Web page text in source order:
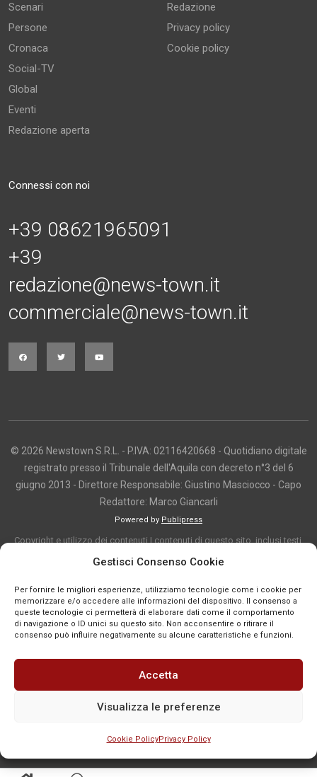
Gestisci Consenso Cookie
Per fornire le migliori esperienze, utilizziamo tecnologie come i cookie per
memorizzare e/o accedere alle informazioni del dispositivo. Il consenso a
queste tecnologie ci permetterà di elaborare dati come il comportamento
di navigazione o ID unici su questo sito. Non acconsentire o ritirare il
consenso può influire negativamente su alcune caratteristiche e funzioni.
Accetta
Visualizza le preferenze
Cookie PolicyPrivacy Policy
Scenari
Persone
Cronaca
Social-TV
Global
Eventi
Redazione aperta
Redazione
Privacy policy
Cookie policy
Connessi con noi
+39 08621965091
+39
redazione@news-town.it
commerciale@news-town.it
© 2026 Newstown S.R.L. - P.IVA: 02116420668 - Quotidiano digitale
registrato presso il Tribunale dell'Aquila con decreto n°3 del 6
giugno 2013 - Direttore Responsabile: Giustino Masciocco - Capo
Redattore: Marco Giancarli
Powered by Publipress
Copyright e utilizzo dei contenuti I contenuti di questo sito, inclusi testi,
articoli, immagini, fotografie, video e grafica, sono protetti da copyright e
indicazione. La riproduzione totale o parziale dei contenuti è consentita
solo previa autorizzazione o citando chiaramente la fonte, con link diretto
alla pagina originale, quando previsto. I contenuti provenienti da terze
parti sono pubblicati a fini informativi e restano di proprietà dei legittimi
titolari dei diritti. Se un contenuto viola diritti d’autore o norme vigenti, è
possibile segnalarlo per la verifica e l’eventuale rimozione tramite
comunicazione mail all'indirizzo redazione@news-town.it